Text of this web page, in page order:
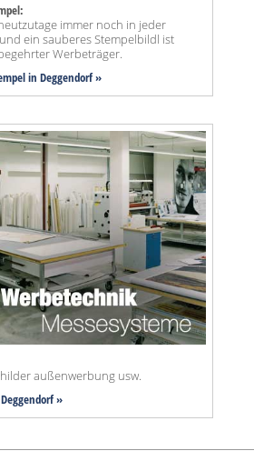
immer noch in jeder
ein sauberes Stempelbildl ist
Werbeträger.
in Deggendorf »
außenwerbung usw.
»